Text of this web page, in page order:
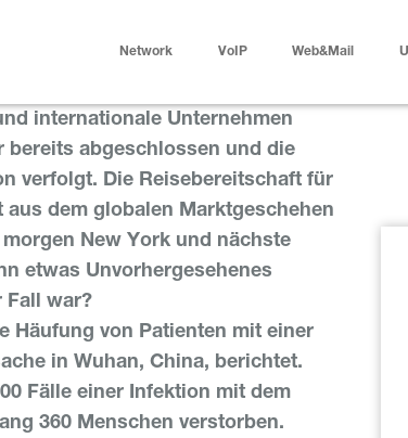
Network VoIP Web&Mail
internationale Unternehmen
bereits abgeschlossen und die
verfolgt. Die Reisebereitschaft für
dem globalen Marktgeschehen
New York und nächste
etwas Unvorhergesehenes
Fall war?
Häufung von Patienten mit einer
in Wuhan, China, berichtet.
Fälle einer Infektion mit dem
360 Menschen verstorben.